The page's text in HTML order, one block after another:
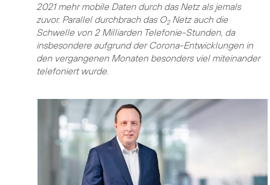
2021 mehr mobile Daten durch das Netz als jemals
zuvor. Parallel durchbrach das O2Netz auch die
Schwelle von 2 Milliarden Telefonie-Stunden, da
insbesondere aufgrund der Corona-Entwicklungen in
den vergangenen Monaten besonders viel miteinander
telefoniert wurde.